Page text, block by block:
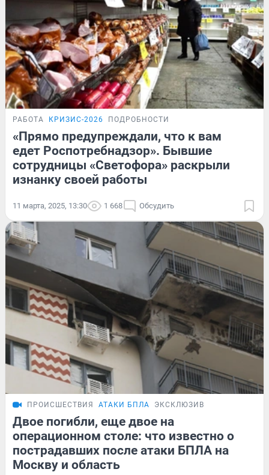
РАБОТА КРИЗИС-2026 ПОДРОБНОСТИ
«Прямо предупреждали, что к вам
едет Роспотребнадзор». Бывшие
сотрудницы «Светофора» раскрыли
изнанку своей работы
11 марта, 2025, 13:30 1 668 Обсудить
ПРОИСШЕСТВИЯ АТАКИ БПЛА ЭКСКЛЮЗИВ
Двое погибли, еще двое на
операционном столе: что известно о
пострадавших после атаки БПЛА на
Москву и область